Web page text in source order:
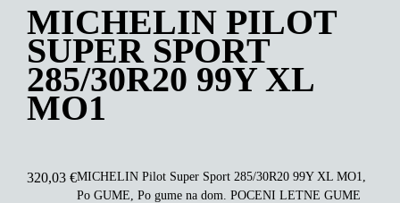
MICHELIN PILOT
SUPER SPORT
285/30R20 99Y XL
MO1
320,03 €MICHELIN Pilot Super Sport 285/30R20 99Y XL MO1,
Po GUME, Po gume na dom. POCENI LETNE GUME